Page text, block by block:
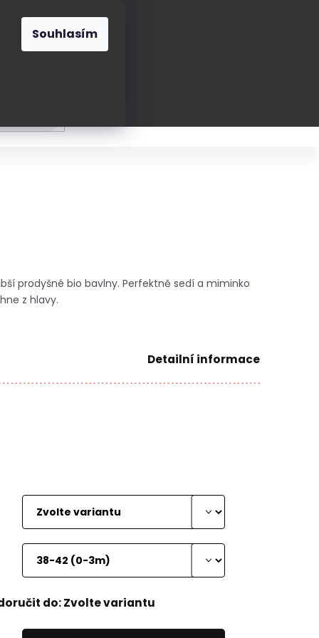
Souhlasím
do: Zvolte variantu
prodyšné bio bavlny. Perfektně sedí a miminko
z hlavy.
Detailní informace